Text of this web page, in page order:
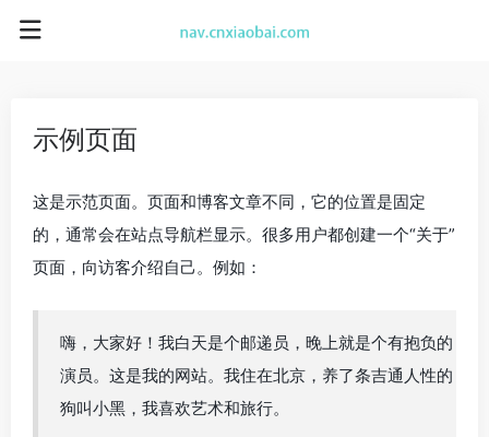
示例页面
这是示范页面。页面和博客文章不同，它的位置是固定
的，通常会在站点导航栏显示。很多用户都创建一个“关于”
页面，向访客介绍自己。例如：
嗨，大家好！我白天是个邮递员，晚上就是个有抱负的
演员。这是我的网站。我住在北京，养了条吉通人性的
狗叫小黑，我喜欢艺术和旅行。